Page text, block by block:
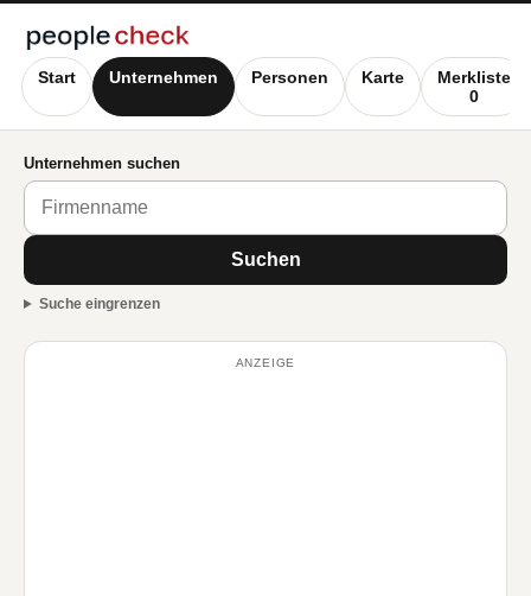
Start Unternehmen Personen Karte
Merkliste
0
Unternehmen suchen
Suchen
Suche eingrenzen
ANZEIGE